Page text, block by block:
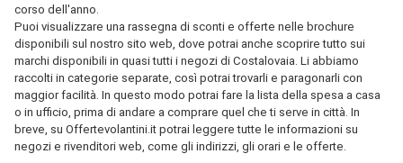
corso dell'anno.
Puoi visualizzare una rassegna di sconti e offerte nelle brochure
disponibili sul nostro sito web, dove potrai anche scoprire tutto sui
marchi disponibili in quasi tutti i negozi di Costalovaia. Li abbiamo
raccolti in categorie separate, così potrai trovarli e paragonarli con
maggior facilità. In questo modo potrai fare la lista della spesa a casa
o in ufficio, prima di andare a comprare quel che ti serve in città. In
breve, su Offertevolantini.it potrai leggere tutte le informazioni su
negozi e rivenditori web, come gli indirizzi, gli orari e le offerte.